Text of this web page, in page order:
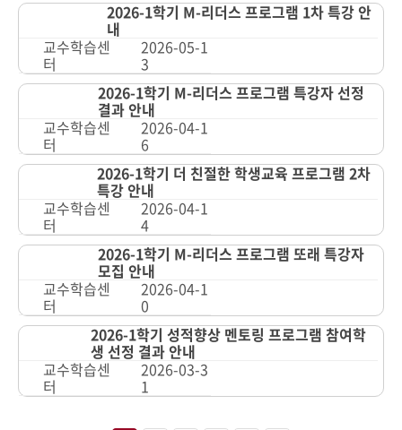
2026-1학기 M-리더스 프로그램 1차 특강 안
내
교수학습센
터
2026-05-1
3
2026-1학기 M-리더스 프로그램 특강자 선정
결과 안내
교수학습센
터
2026-04-1
6
2026-1학기 더 친절한 학생교육 프로그램 2차
특강 안내
교수학습센
터
2026-04-1
4
2026-1학기 M-리더스 프로그램 또래 특강자
모집 안내
교수학습센
터
2026-04-1
0
2026-1학기 성적향상 멘토링 프로그램 참여학
생 선정 결과 안내
교수학습센
터
2026-03-3
1